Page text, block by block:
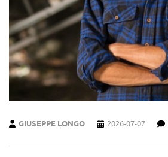
GIUSEPPE LONGO 2026-07-07